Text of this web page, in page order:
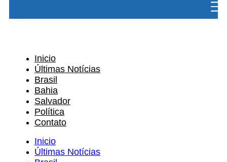
Inicio
Últimas Notícias
Brasil
Bahia
Salvador
Política
Contato
Inicio
Últimas Notícias